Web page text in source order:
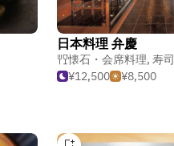
日本料理 弁慶
懐石・会席料理, 寿司
¥12,500
¥8,500